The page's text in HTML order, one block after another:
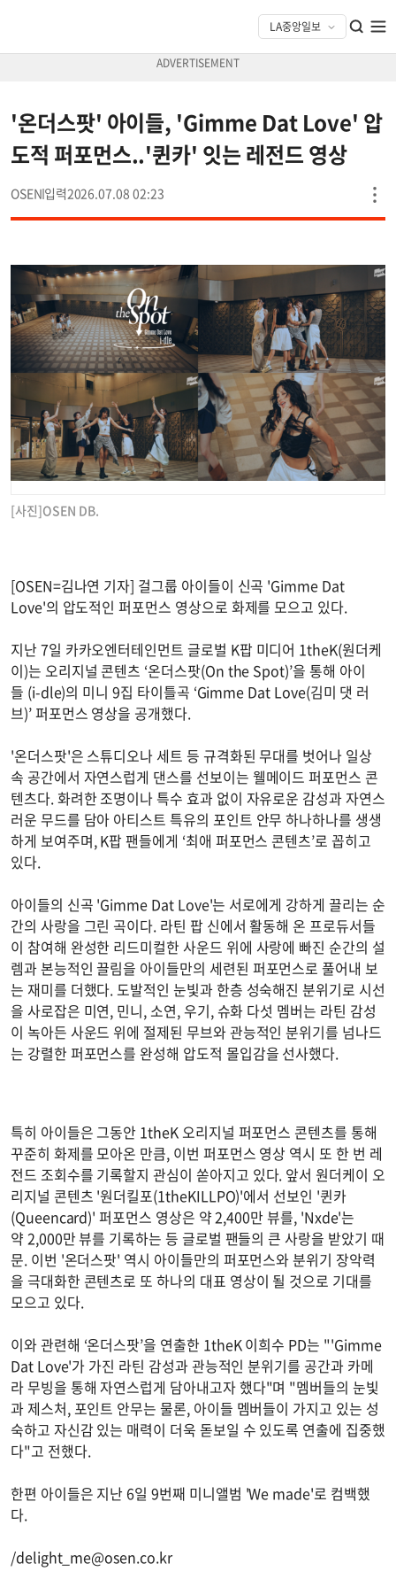
'온더스팟' 아이들, 'Gimme Dat Love' 압
도적 퍼포먼스..'퀸카' 잇는 레전드 영상
OSEN 2026.07.08 02:23
[사진]OSEN DB.
[OSEN=김나연 기자] 걸그룹 아이들이 신곡 'Gimme Dat
Love'의 압도적인 퍼포먼스 영상으로 화제를 모으고 있다.
지난 7일 카카오엔터테인먼트 글로벌 K팝 미디어 1theK(원더케
이)는 오리지널 콘텐츠 ‘온더스팟(On the Spot)’을 통해 아이
들 (i-dle)의 미니 9집 타이틀곡 ‘Gimme Dat Love(김미 댓 러
브)’ 퍼포먼스 영상을 공개했다.
'온더스팟'은 스튜디오나 세트 등 규격화된 무대를 벗어나 일상
속 공간에서 자연스럽게 댄스를 선보이는 웰메이드 퍼포먼스 콘
텐츠다. 화려한 조명이나 특수 효과 없이 자유로운 감성과 자연스
러운 무드를 담아 아티스트 특유의 포인트 안무 하나하나를 생생
하게 보여주며, K팝 팬들에게 ‘최애 퍼포먼스 콘텐츠’로 꼽히고
있다.
아이들의 신곡 'Gimme Dat Love'는 서로에게 강하게 끌리는 순
간의 사랑을 그린 곡이다. 라틴 팝 신에서 활동해 온 프로듀서들
이 참여해 완성한 리드미컬한 사운드 위에 사랑에 빠진 순간의 설
렘과 본능적인 끌림을 아이들만의 세련된 퍼포먼스로 풀어내 보
는 재미를 더했다. 도발적인 눈빛과 한층 성숙해진 분위기로 시선
을 사로잡은 미연, 민니, 소연, 우기, 슈화 다섯 멤버는 라틴 감성
이 녹아든 사운드 위에 절제된 무브와 관능적인 분위기를 넘나드
는 강렬한 퍼포먼스를 완성해 압도적 몰입감을 선사했다.
특히 아이들은 그동안 1theK 오리지널 퍼포먼스 콘텐츠를 통해
꾸준히 화제를 모아온 만큼, 이번 퍼포먼스 영상 역시 또 한 번 레
전드 조회수를 기록할지 관심이 쏟아지고 있다. 앞서 원더케이 오
리지널 콘텐츠 '원더킬포(1theKILLPO)'에서 선보인 '퀸카
(Queencard)' 퍼포먼스 영상은 약 2,400만 뷰를, 'Nxde'는
약 2,000만 뷰를 기록하는 등 글로벌 팬들의 큰 사랑을 받았기 때
문. 이번 '온더스팟' 역시 아이들만의 퍼포먼스와 분위기 장악력
을 극대화한 콘텐츠로 또 하나의 대표 영상이 될 것으로 기대를
모으고 있다.
이와 관련해 ‘온더스팟’을 연출한 1theK 이희수 PD는 "'Gimme
Dat Love'가 가진 라틴 감성과 관능적인 분위기를 공간과 카메
라 무빙을 통해 자연스럽게 담아내고자 했다"며 "멤버들의 눈빛
과 제스처, 포인트 안무는 물론, 아이들 멤버들이 가지고 있는 성
숙하고 자신감 있는 매력이 더욱 돋보일 수 있도록 연출에 집중했
다"고 전했다.
한편 아이들은 지난 6일 9번째 미니앨범 'We made'로 컴백했
다.
/delight_me@osen.co.kr